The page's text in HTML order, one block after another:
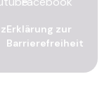
Erklärung zur
Barrierefreiheit